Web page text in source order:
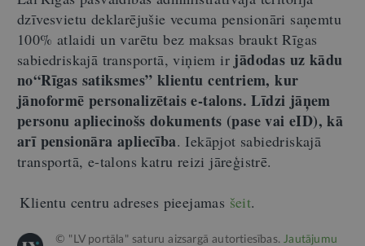
dzīvesvietu deklarējušie vecuma pensionāri saņemtu
100% atlaidi un varētu bez maksas braukt Rīgas
sabiedriskajā transportā, viņiem ir jādodas uz kādu
no“Rīgas satiksmes” klientu centriem, kur
jānoformē personalizētais e-talons. Līdzi jāņem
personu apliecinošs dokuments (pase vai eID), kā
arī pensionāra apliecība. Iekāpjot sabiedriskajā
transportā, e-talons katru reizi jāreģistrē.
Klientu centru adreses pieejamas šeit.
© "LV portāla" saturu aizsargā autortiesības.Jautājumu